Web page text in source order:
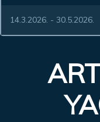
14.3.2026. - 30.5.2026.